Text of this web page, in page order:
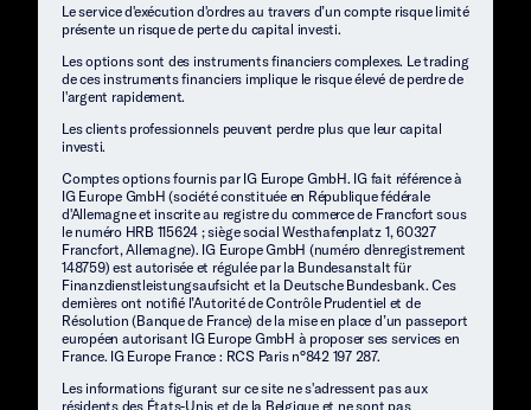
Le service d'exécution d'ordres au travers d’un compte risque limité
présente un risque de perte du capital investi.
Les options sont des instruments financiers complexes. Le trading
de ces instruments financiers implique le risque élevé de perdre de
l'argent rapidement.
Les clients professionnels peuvent perdre plus que leur capital
investi.
Comptes options fournis par IG Europe GmbH. IG fait référence à
IG Europe GmbH (société constituée en République fédérale
d'Allemagne et inscrite au registre du commerce de Francfort sous
le numéro HRB 115624 ; siège social Westhafenplatz 1, 60327
Francfort, Allemagne). IG Europe GmbH (numéro d'enregistrement
148759) est autorisée et régulée par la Bundesanstalt für
Finanzdienstleistungsaufsicht et la Deutsche Bundesbank. Ces
dernières ont notifié l’Autorité de Contrôle Prudentiel et de
Résolution (Banque de France) de la mise en place d’un passeport
européen autorisant IG Europe GmbH à proposer ses services en
France. IG Europe France : RCS Paris n°842 197 287.
Les informations figurant sur ce site ne s'adressent pas aux
résidents des États-Unis et de la Belgique et ne sont pas